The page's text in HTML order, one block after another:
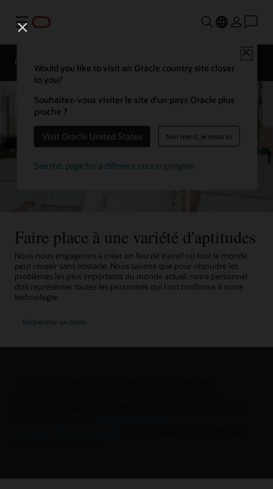
Menu
Close
Would you like to visit an Oracle country site closer
to you?
Souhaitez-vous visiter le site d’un pays Oracle plus
proche ?
Visit Oracle United States Non merci, je reste ici
See this page for a different country/region
Présentation
Faire place à une variété d'aptitudes
Nous nous engageons à créer un lieu de travail où tout le monde
peut réussir sans obstacle. Nous savons que pour résoudre les
problèmes les plus importants du monde actuel, notre personnel
doit représenter toutes les personnes qui font confiance à notre
technologie.
Rechercher un poste